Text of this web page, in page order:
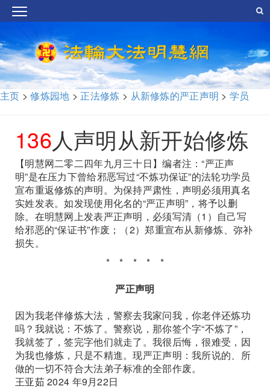
主页 >修炼园地 > 正法修炼 > 从新修炼的严正声明 > 学员
136人声明从新开始修炼
【明慧网二零二四年九月三十日】编者注：“严正声
明”是在压力下曾给邪恶写过“不炼功保证”的法轮功学员
宣布重返修炼的声明。为保持严肃性，声明必须用真名
实姓发表。如发现使用化名的“严正声明”，将予以删
除。在明慧网上发表严正声明，必须写清（1）自己写
给邪恶的“保证书”作废；（2）郑重宣布从新修炼、弥补
损失。
* * * * *
严正声明
因为我老伴修炼大法，警察去我家问我，你老伴还炼功
吗？我就说：不炼了。警察说，那你签个字“不炼了”，
我就签了，签完字他们就走了。我很后悔，很难受，因
为我也修炼，只是不精進。现严正声明：我所说的、所
做的一切不符合大法弟子标准的全部作废。
王亚茹 2024 年9月22日